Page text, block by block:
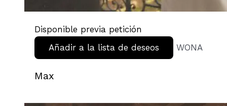
Disponible previa petición
Añadir a la lista de deseos
WONA
Max